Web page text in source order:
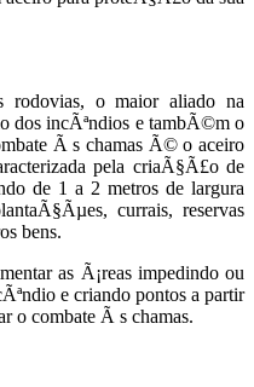
rodovias, o maior aliado na
dos incÃªndios e tambÃ©m o
Ã s chamas Ã© o aceiro
pela criaÃ§Ã£o de
de 1 a 2 metros de largura
currais, reservas
bens.
as Ã¡reas impedindo ou
e criando pontos a partir
o combate Ã s chamas.